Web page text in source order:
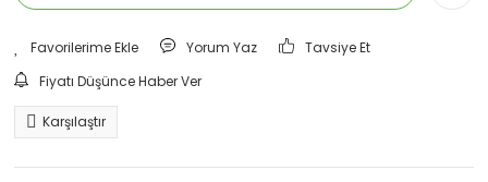
Yorum Yaz
Tavsiye Et
Fiyatı Düşünce Haber Ver
Karşılaştır